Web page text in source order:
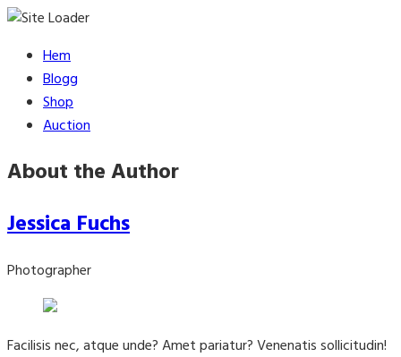
Skip
content
Hem
Blogg
Shop
Auction
About the Author
Jessica Fuchs
Photographer
Facilisis nec, atque unde? Amet pariatur? Venenatis sollicitudin!